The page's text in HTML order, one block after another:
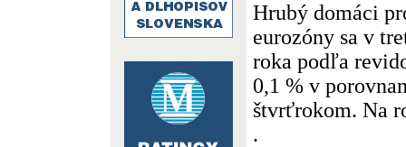
Hrubý domáci
eurozóny sa v
roka podľa
0,1 % v
štvrťrokom. Na
.